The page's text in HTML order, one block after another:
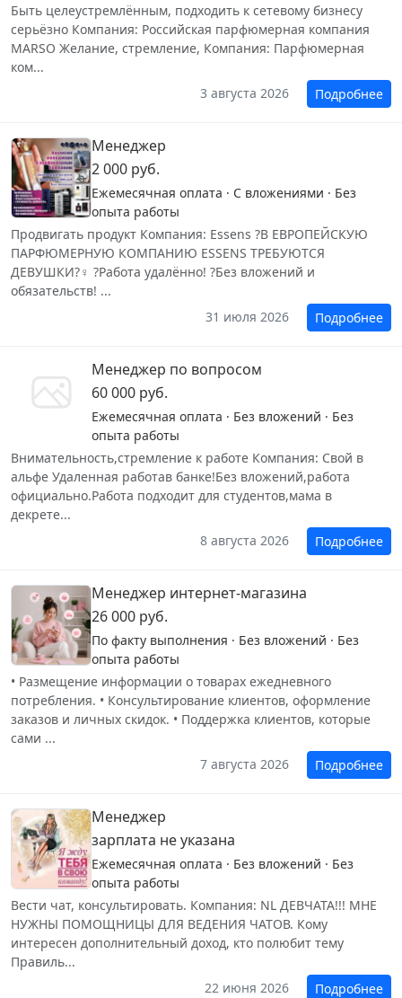
Быть целеустремлённым, подходить к сетевому бизнесу
серьёзно Компания: Российская парфюмерная компания
MARSO Желание, стремление, Компания: Парфюмерная
ком...
3 августа 2026
Подробнее
Менеджер
2 000 руб.
Ежемесячная оплата · С вложениями · Без
опыта работы
Продвигать продукт Компания: Essens ?В ЕВРОПЕЙСКУЮ
ПАРФЮМЕРНУЮ КОМПАНИЮ ESSENS ТРЕБУЮТСЯ
ДЕВУШКИ?‍♀️ ?Работа удалённо! ?Без вложений и
обязательств! ...
31 июля 2026
Подробнее
Менеджер по вопросом
60 000 руб.
Ежемесячная оплата · Без вложений · Без
опыта работы
Внимательность,стремление к работе Компания: Свой в
альфе Удаленная работав банке!Без вложений,работа
официально.Работа подходит для студентов,мама в
декрете...
8 августа 2026
Подробнее
Менеджер интернет-магазина
26 000 руб.
По факту выполнения · Без вложений · Без
опыта работы
• Размещение информации о товарах ежедневного
потребления. • Консультирование клиентов, оформление
заказов и личных скидок. • Поддержка клиентов, которые
сами ...
7 августа 2026
Подробнее
Менеджер
зарплата не указана
Ежемесячная оплата · Без вложений · Без
опыта работы
Вести чат, консультировать. Компания: NL ДЕВЧАТА!!! МНЕ
НУЖНЫ ПОМОЩНИЦЫ ДЛЯ ВЕДЕНИЯ ЧАТОВ. Кому
интересен дополнительный доход, кто полюбит тему
Правиль...
22 июня 2026
Подробнее